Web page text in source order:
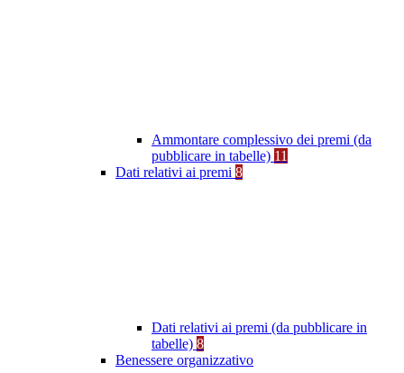
Ammontare complessivo dei premi (da
pubblicare in tabelle) 11
Dati relativi ai premi 8
Dati relativi ai premi (da pubblicare in
tabelle) 8
Benessere organizzativo